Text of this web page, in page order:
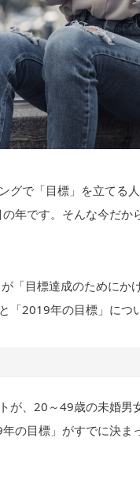
で「目標」を立てる
年です。そんな今だか
が「目標達成のためにか
2019年の目標」につ
が、20～49歳の未婚
の目標」がすでに決ま